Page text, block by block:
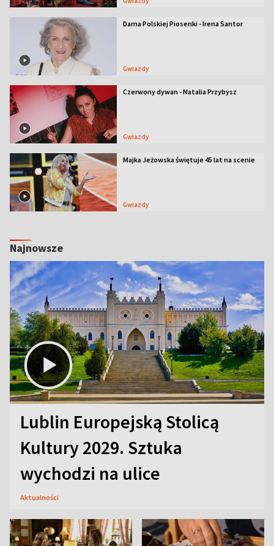
Dama Polskiej Piosenki - Irena Santor
Gwiazdy
Czerwony dywan - Natalia Przybysz
Gwiazdy
Majka Jeżowska świętuje 45 lat na scenie
Gwiazdy
Najnowsze
Lublin Europejską Stolicą
Kultury 2029. Sztuka
wychodzi na ulice
Aktualności